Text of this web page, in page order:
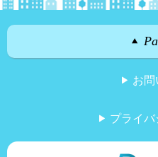
お問
プライ